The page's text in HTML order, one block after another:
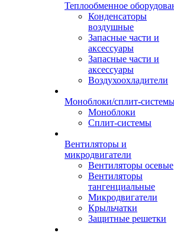
Теплообменное
Конденсаторы
воздушные
Запасные части и
аксессуары
Запасные части и
аксессуары
Воздухоохладители
Моноблоки/сплит-
Моноблоки
Сплит-системы
Вентиляторы и
микродвигатели
Вентиляторы осевые
Вентиляторы
тангенциальные
Микродвигатели
Крыльчатки
Защитные решетки